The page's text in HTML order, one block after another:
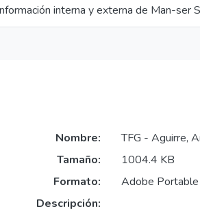
interna y externa de Man-ser
Nombre:
TFG - Aguirre,
Tamaño:
1004.4 KB
Formato:
Adobe
Descripción: